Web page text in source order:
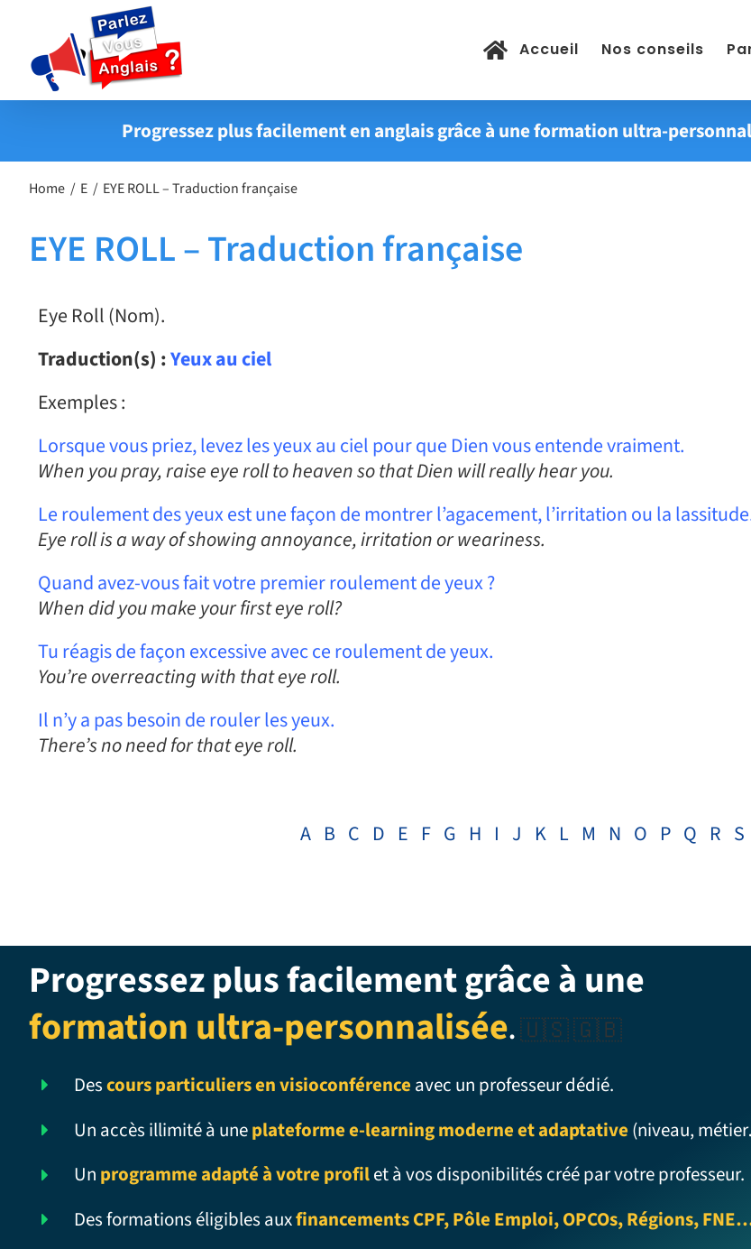
contenu
Accueil Nos conseils
Progressez plus facilement en anglais grâce à une formation ultra-
Home E EYE ROLL – Traduction française
EYE ROLL – Traduction française
Eye Roll (Nom).
Traduction(s) :Yeux au ciel
Exemples :
Lorsque vous priez, levez les yeux au ciel pour que Dien vous entende vraiment.
When you pray, raise eye roll to heaven so that Dien will really hear you.
Le roulement des yeux est une façon de montrer l’agacement, l’irritation ou la
Eye roll is a way of showing annoyance, irritation or weariness.
Quand avez-vous fait votre premier roulement de yeux ?
When did you make your first eye roll?
Tu réagis de façon excessive avec ce roulement de yeux.
You’re overreacting with that eye roll.
Il n’y a pas besoin de rouler les yeux.
There’s no need for that eye roll.
A B C D E F G H I J K L M N O P Q R S
Progressez plus facilement grâce à une
formation ultra-personnalisée.🇺🇸 🇬🇧
Descours particuliers en visioconférence avec un professeur dédié.
Un accès illimité à uneplateforme e-learning moderne et adaptative (niveau,
Un programme adapté à votre profilet à vos disponibilités créé par votre professeur.
Des formations éligibles auxfinancements CPF, Pôle Emploi, OPCOs, Régions,